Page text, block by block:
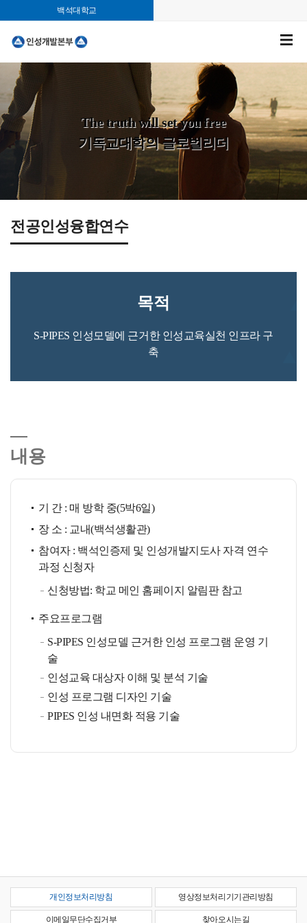
백석대학교
The truth will set you free
기독교대학의 글로벌리더
전공인성융합연수
목적
S-PIPES 인성모델에 근거한 인성교육실천 인프라 구
축
내용
기 간 : 매 방학 중(5박6일)
장 소 : 교내(백석생활관)
참여자 : 백석인증제 및 인성개발지도사 자격 연수
과정 신청자
신청방법: 학교 메인 홈페이지 알림판 참고
주요프로그램
S-PIPES 인성모델 근거한 인성 프로그램 운영 기
술
인성교육 대상자 이해 및 분석 기술
인성 프로그램 디자인 기술
PIPES 인성 내면화 적용 기술
개인정보처리방침 영상정보처리기기관리방침
이메일무단수집거부 찾아오시는길